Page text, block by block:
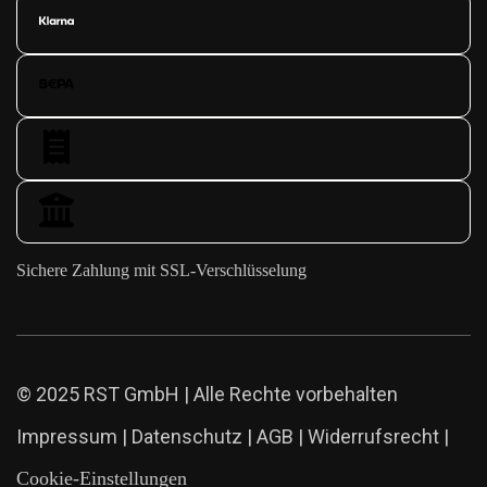
Sichere Zahlung mit SSL-Verschlüsselung
© 2025 RST GmbH | Alle Rechte vorbehalten
Impressum | Datenschutz | AGB | Widerrufsrecht |
Cookie-Einstellungen